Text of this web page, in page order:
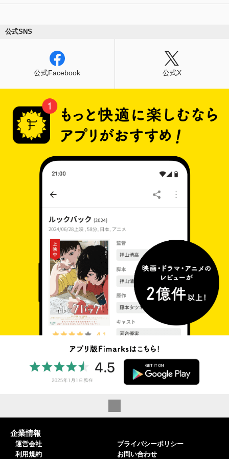
公式SNS
公式Facebook 公式X
企業情報
運営会社
利用規約
プライバシーポリシー
お問い合わせ